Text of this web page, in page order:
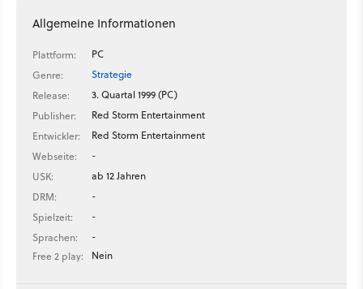
Allgemeine Informationen
Plattform:
PC
Genre:
Strategie
Release:
3. Quartal 1999 (PC)
Publisher:
Red Storm Entertainment
Entwickler:
Red Storm Entertainment
Webseite:
-
USK:
ab 12 Jahren
DRM:
-
Spielzeit:
-
Sprachen:
-
Free 2 play:
Nein